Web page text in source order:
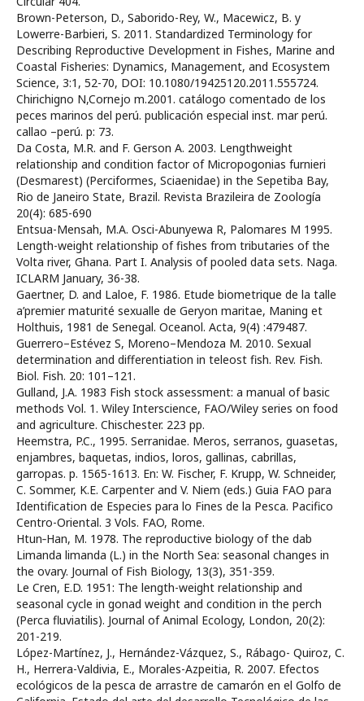
Brown-Peterson, D., Saborido-Rey, W., Macewicz, B. y
Lowerre-Barbieri, S. 2011. Standardized Terminology for
Describing Reproductive Development in Fishes, Marine and
Coastal Fisheries: Dynamics, Management, and Ecosystem
Science, 3:1, 52-70, DOI: 10.1080/19425120.2011.555724.
Chirichigno N,Cornejo m.2001. catálogo comentado de los
peces marinos del perú. publicación especial inst. mar perú.
callao –perú. p: 73.
Da Costa, M.R. and F. Gerson A. 2003. Lengthweight
relationship and condition factor of Micropogonias furnieri
(Desmarest) (Perciformes, Sciaenidae) in the Sepetiba Bay,
Rio de Janeiro State, Brazil. Revista Brazileira de Zoología
20(4): 685-690
Entsua-Mensah, M.A. Osci-Abunyewa R, Palomares M 1995.
Length-weight relationship of fishes from tributaries of the
Volta river, Ghana. Part I. Analysis of pooled data sets. Naga.
ICLARM January, 36-38.
Gaertner, D. and Laloe, F. 1986. Etude biometrique de la talle
a’premier maturité sexualle de Geryon maritae, Maning et
Holthuis, 1981 de Senegal. Oceanol. Acta, 9(4) :479487.
Guerrero–Estévez S, Moreno–Mendoza M. 2010. Sexual
determination and differentiation in teleost fish. Rev. Fish.
Biol. Fish. 20: 101–121.
Gulland, J.A. 1983 Fish stock assessment: a manual of basic
methods Vol. 1. Wiley Interscience, FAO/Wiley series on food
and agriculture. Chischester. 223 pp.
Heemstra, P.C., 1995. Serranidae. Meros, serranos, guasetas,
enjambres, baquetas, indios, loros, gallinas, cabrillas,
garropas. p. 1565-1613. En: W. Fischer, F. Krupp, W. Schneider,
C. Sommer, K.E. Carpenter and V. Niem (eds.) Guia FAO para
Identification de Especies para lo Fines de la Pesca. Pacifico
Centro-Oriental. 3 Vols. FAO, Rome.
Htun‐Han, M. 1978. The reproductive biology of the dab
Limanda limanda (L.) in the North Sea: seasonal changes in
the ovary. Journal of Fish Biology, 13(3), 351-359.
Le Cren, E.D. 1951: The length-weight relationship and
seasonal cycle in gonad weight and condition in the perch
(Perca fluviatilis). Journal of Animal Ecology, London, 20(2):
201-219.
López-Martínez, J., Hernández-Vázquez, S., Rábago- Quiroz, C.
H., Herrera-Valdivia, E., Morales-Azpeitia, R. 2007. Efectos
ecológicos de la pesca de arrastre de camarón en el Golfo de